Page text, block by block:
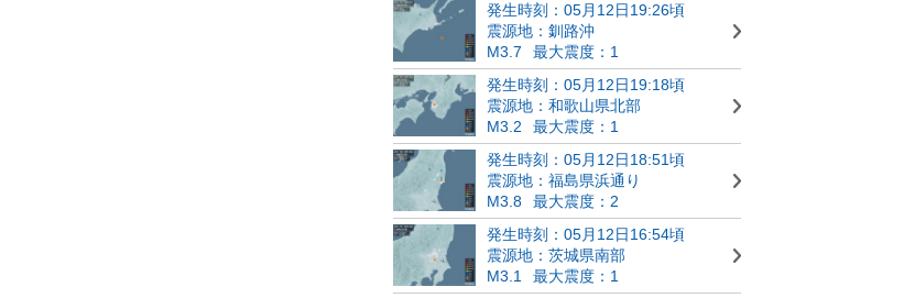
発生時刻：05月12日19:26頃
震源地：釧路沖
M3.7
最大震度：1
発生時刻：05月12日19:18頃
震源地：和歌山県北部
M3.2
最大震度：1
発生時刻：05月12日18:51頃
震源地：福島県浜通り
M3.8
最大震度：2
発生時刻：05月12日16:54頃
震源地：茨城県南部
M3.1
最大震度：1